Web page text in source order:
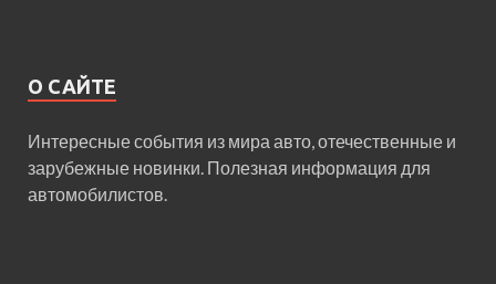
О САЙТЕ
Интересные события из мира авто, отечественные и
зарубежные новинки. Полезная информация для
автомобилистов.